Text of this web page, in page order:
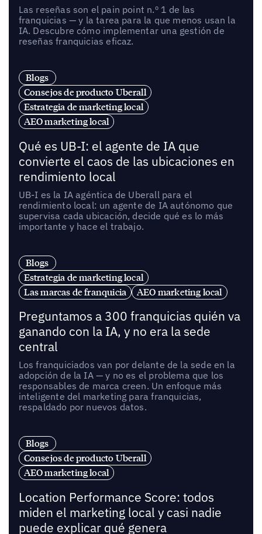
Las reseñas son el pain point n.º 1 de las
franquicias — y la tarea para la que menos usan la
IA. Descubre cómo implementar una gestión de
reseñas franquicias eficaz.
Blogs
Consejos de producto Uberall
Estrategia de marketing local
AEO marketing local
Qué es UB-I: el agente de IA que
convierte el caos de las ubicaciones en
rendimiento local
UB-I es la IA agéntica de Uberall para el
rendimiento local: un agente de IA autónomo que
supervisa cada ubicación, decide qué es lo más
importante y hace el trabajo.
Blogs
Estrategia de marketing local
Las marcas de franquicia
AEO marketing local
Preguntamos a 300 franquicias quién va
ganando con la IA, y no era la sede
central
Los franquiciados van por delante de la sede en la
adopción de la IA — y no es el problema que los
responsables de marca creen. Un enfoque más
inteligente del marketing para franquicias,
respaldado por nuevos datos.
Blogs
Consejos de producto Uberall
AEO marketing local
Location Performance Score: todos
miden el marketing local y casi nadie
puede explicar qué genera